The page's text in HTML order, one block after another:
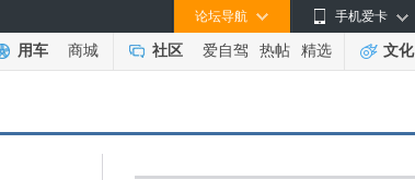
手机爱卡
论坛导航
用车 商城 社区 爱自驾 热帖 精选 文化